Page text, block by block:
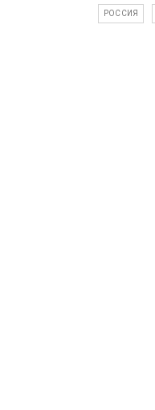
РОССИЯ